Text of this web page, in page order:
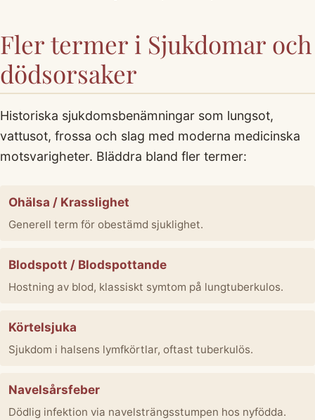
Fler termer i Sjukdomar och
dödsorsaker
Historiska sjukdomsbenämningar som lungsot,
vattusot, frossa och slag med moderna medicinska
motsvarigheter. Bläddra bland fler termer:
Ohälsa / Krasslighet
Generell term för obestämd sjuklighet.
Blodspott / Blodspottande
Hostning av blod, klassiskt symtom på lungtuberkulos.
Körtelsjuka
Sjukdom i halsens lymfkörtlar, oftast tuberkulös.
Navelsårsfeber
Dödlig infektion via navelsträngsstumpen hos nyfödda.